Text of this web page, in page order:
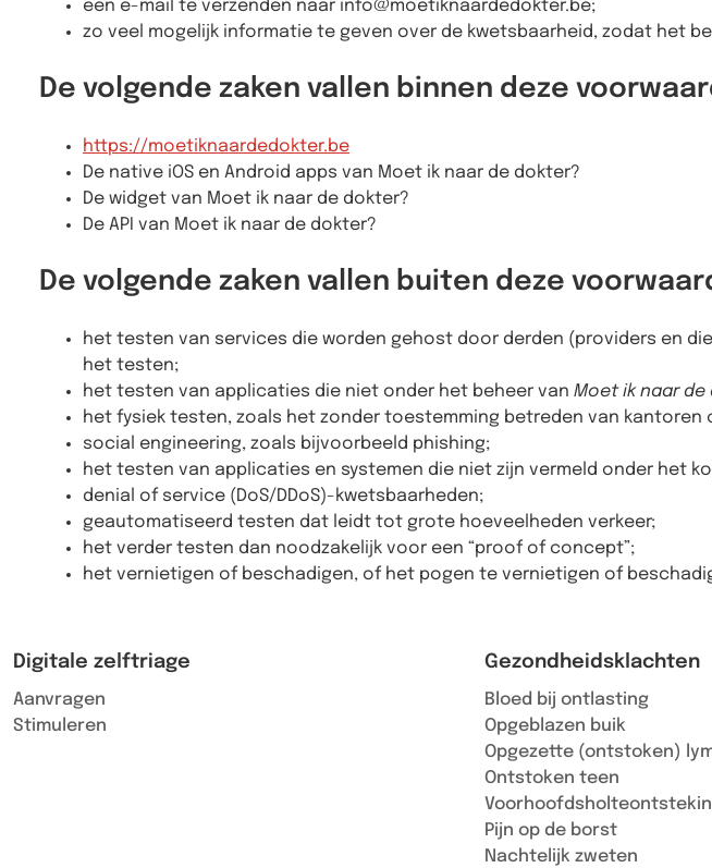
een e-mail te verzenden naar info@moetiknaardedokter.be;
zo veel mogelijk informatie te geven over de kwetsbaarheid, zodat het
De volgende zaken vallen binnen deze
https://moetiknaardedokter.be
De native iOS en Android apps van Moet ik naar de dokter?
De widget van Moet ik naar de dokter?
De API van Moet ik naar de dokter?
De volgende zaken vallen buiten deze
het testen van services die worden gehost door derden (providers en
het testen;
het testen van applicaties die niet onder het beheer van Moet ik naar de
het fysiek testen, zoals het zonder toestemming betreden van kantoren
social engineering, zoals bijvoorbeeld phishing;
het testen van applicaties en systemen die niet zijn vermeld onder het
denial of service (DoS/DDoS)-kwetsbaarheden;
geautomatiseerd testen dat leidt tot grote hoeveelheden verkeer;
het verder testen dan noodzakelijk voor een “proof of concept”;
het vernietigen of beschadigen, of het pogen te vernietigen of
Digitale zelftriage
Aanvragen
Stimuleren
Gezondheidsklachten
Bloed bij ontlasting
Opgeblazen buik
Opgezette (ontstoken)
Ontstoken teen
Pijn op de borst
Nachtelijk zweten